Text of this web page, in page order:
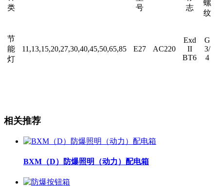
类
号
志
螺
纹
节
能
灯
11,13,15,20,27,30,40,45,50,65,85 E27 AC220
Exd
II
BT6
G
3/
4
相关推荐
BXM（D）防爆照明（动力）配电箱